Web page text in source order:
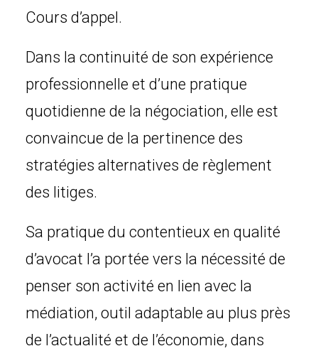
Cours d’appel.
Dans la continuité de son expérience
professionnelle et d’une pratique
quotidienne de la négociation, elle est
convaincue de la pertinence des
stratégies alternatives de règlement
des litiges.
Sa pratique du contentieux en qualité
d’avocat l’a portée vers la nécessité de
penser son activité en lien avec la
médiation, outil adaptable au plus près
de l’actualité et de l’économie, dans